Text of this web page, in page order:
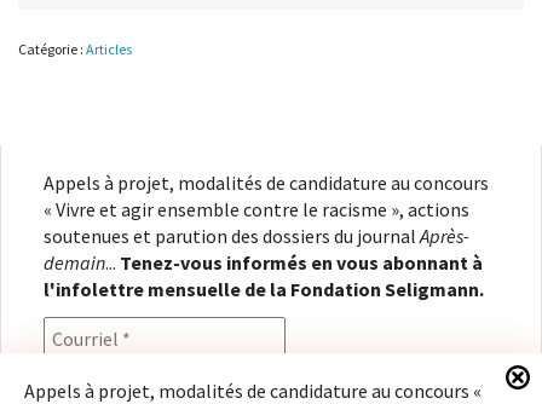
Catégorie : Articles
Appels à projet, modalités de candidature au concours
« Vivre et agir ensemble contre le racisme », actions
soutenues et parution des dossiers du journalAprès-
demain... Tenez-vous informés en vous abonnant à
l'infolettre mensuelle de la Fondation Seligmann.
Appels à projet, modalités de candidature au concours «